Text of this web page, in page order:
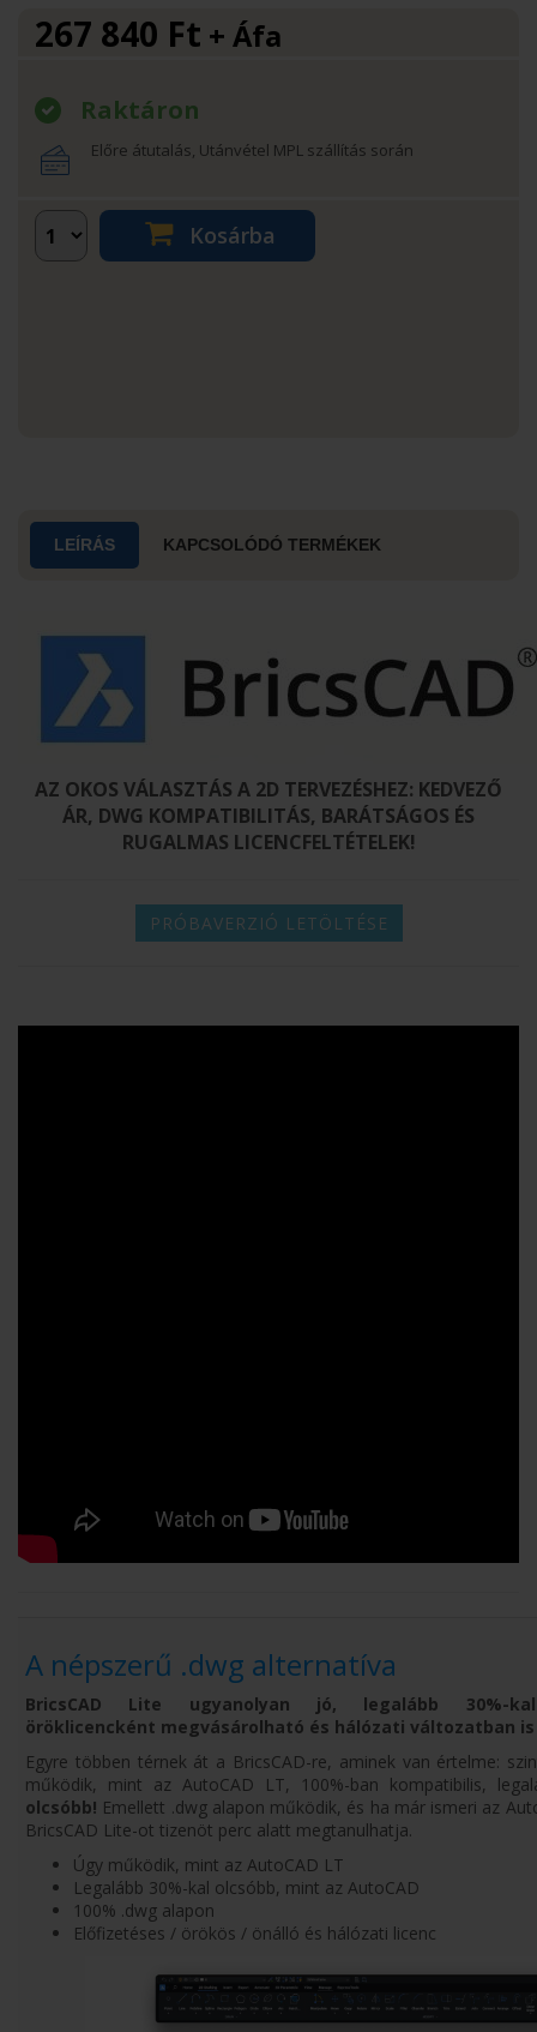
267 840 Ft + Áfa
Raktáron
Előre átutalás, Utánvétel MPL szállítás során
Kosárba
LEÍRÁS KAPCSOLÓDÓ TERMÉKEK
AZ OKOS VÁLASZTÁS A 2D TERVEZÉSHEZ: KEDVEZŐ
ÁR, DWG KOMPATIBILITÁS, BARÁTSÁGOS ÉS
RUGALMAS LICENCFELTÉTELEK!
PRÓBAVERZIÓ LETÖLTÉSE
A népszerű .dwg alternatíva
BricsCAD Lite ugyanolyan jó, legalább 30%-
öröklicencként megvásárolható és hálózati változatban
Egyre többen térnek át a BricsCAD-re, aminek van értelme:
működik, mint az AutoCAD LT, 100%-ban kompatibilis,
olcsóbb! Emellett .dwg alapon működik, és ha már ismeri az
BricsCAD Lite-ot tizenöt perc alatt megtanulhatja.
Úgy működik, mint az AutoCAD LT
Legalább 30%-kal olcsóbb, mint az AutoCAD
100% .dwg alapon
Előfizetéses / örökös / önálló és hálózati licenc